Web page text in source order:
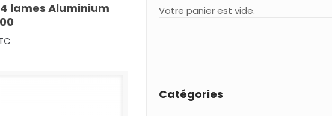
lames Aluminium
Votre panier est vide.
Catégories